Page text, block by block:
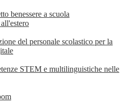
benessere a scuola
del personale scolastico per la
STEM e multilinguistiche nelle